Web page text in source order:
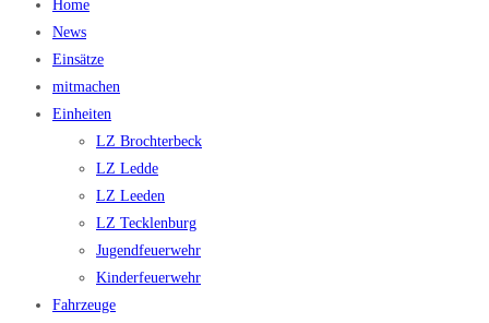
Home
News
Einsätze
mitmachen
Einheiten
LZ Brochterbeck
LZ Ledde
LZ Leeden
LZ Tecklenburg
Jugendfeuerwehr
Kinderfeuerwehr
Fahrzeuge